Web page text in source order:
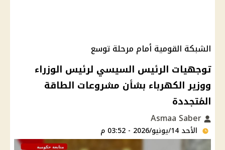
الشبكة القومية أمام مرحلة توسع
توجهيات الرئيس السيسي لرئيس الوزراء
ووزير الكهرباء بشأن مشروعات الطاقة
المُتجددة
الأحد 14/يونيو/2026 - 03:52 م